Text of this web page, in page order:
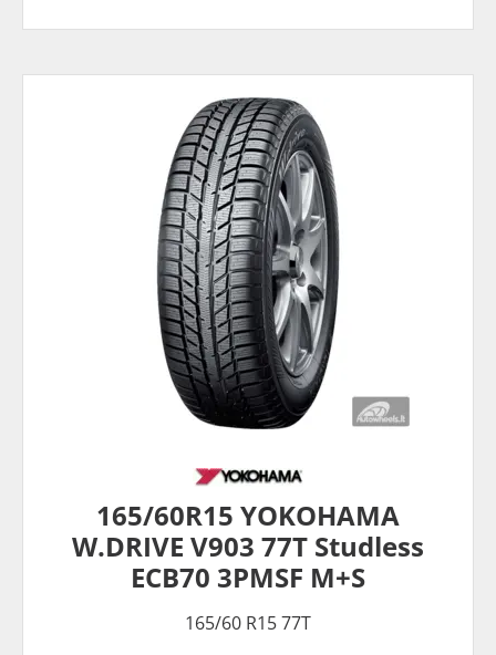
165/60R15 YOKOHAMA
W.DRIVE V903 77T Studless
ECB70 3PMSF M+S
165/60 R15 77T